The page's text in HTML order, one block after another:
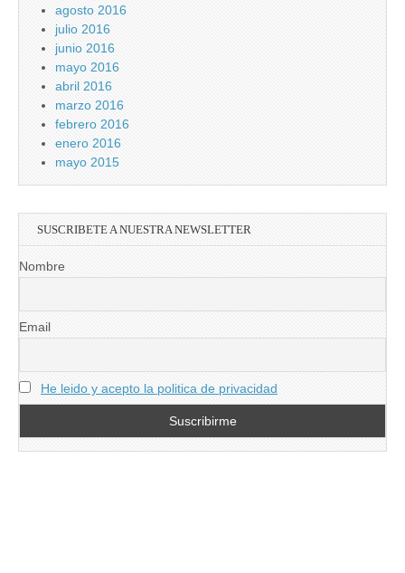
agosto 2016
julio 2016
junio 2016
mayo 2016
abril 2016
marzo 2016
febrero 2016
enero 2016
mayo 2015
SUSCRIBETE A NUESTRA NEWSLETTER
Nombre
Email
He leido y acepto la politica de privacidad